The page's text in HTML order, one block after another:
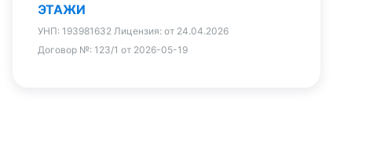
ЭТАЖИ
УНП: 193981632 Лицензия: от 24.04.2026
Договор №: 123/1 от 2026-05-19